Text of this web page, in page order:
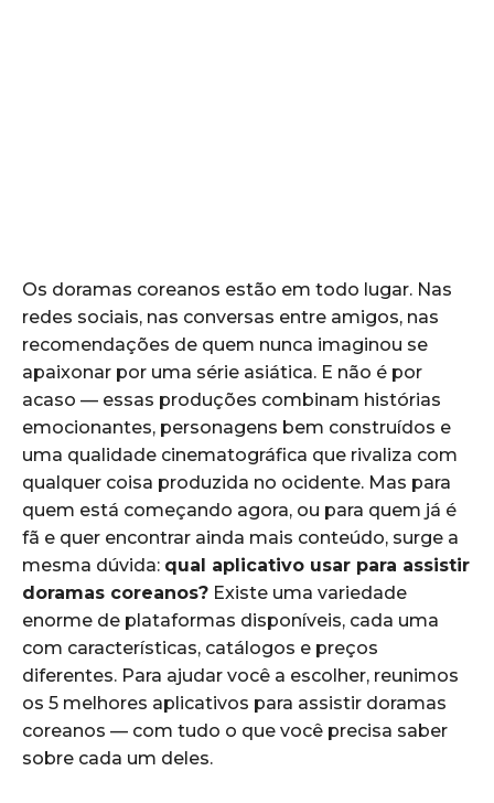
Os doramas coreanos estão em todo lugar. Nas
redes sociais, nas conversas entre amigos, nas
recomendações de quem nunca imaginou se
apaixonar por uma série asiática. E não é por
acaso — essas produções combinam histórias
emocionantes, personagens bem construídos e
uma qualidade cinematográfica que rivaliza com
qualquer coisa produzida no ocidente. Mas para
quem está começando agora, ou para quem já é
fã e quer encontrar ainda mais conteúdo, surge a
mesma dúvida: qual aplicativo usar para assistir
doramas coreanos? Existe uma variedade
enorme de plataformas disponíveis, cada uma
com características, catálogos e preços
diferentes. Para ajudar você a escolher, reunimos
os 5 melhores aplicativos para assistir doramas
coreanos — com tudo o que você precisa saber
sobre cada um deles.